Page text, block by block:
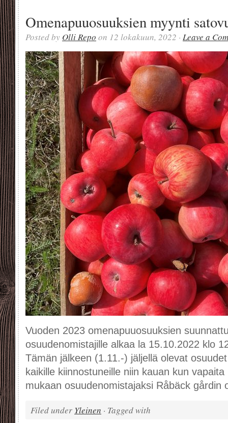
Omenapuuosuuksien myynti
Posted by Olli Repo on 12 lokakuun, 2022 · Leave a
Vuoden 2023 omenapuuosuuksien
osuudenomistajille alkaa la 15.10.2022 klo
Tämän jälkeen (1.11.-) jäljellä olevat
kaikille kiinnostuneille niin kauan kun
mukaan osuudenomistajaksi Råbäck gårdin
Filed under Yleinen · Tagged with